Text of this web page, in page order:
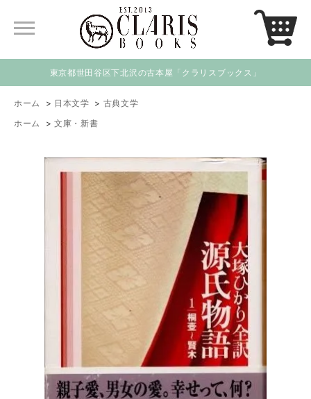
東京都世田谷区下北沢の古本屋「クラリスブックス」
ホーム > 日本文学 > 古典文学
ホーム
> 文庫・新書